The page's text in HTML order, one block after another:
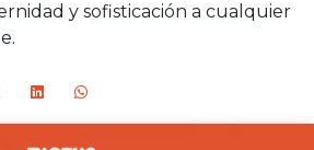
y sofisticación a cualquier